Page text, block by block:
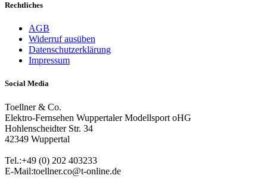
Rechtliches
AGB
Widerruf ausüben
Datenschutzerklärung
Impressum
Social Media
Toellner & Co.
Elektro-Fernsehen Wuppertaler Modellsport oHG
Hohlenscheidter Str. 34
42349 Wuppertal
Tel.:+49 (0) 202 403233
E-Mail:toellner.co@t-online.de